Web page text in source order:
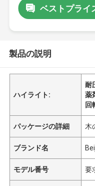
ベストプライ
製品の説明
ハイライト:
耐
薬
回
パッケージの詳細 木
ブランド名
モデル番号 要